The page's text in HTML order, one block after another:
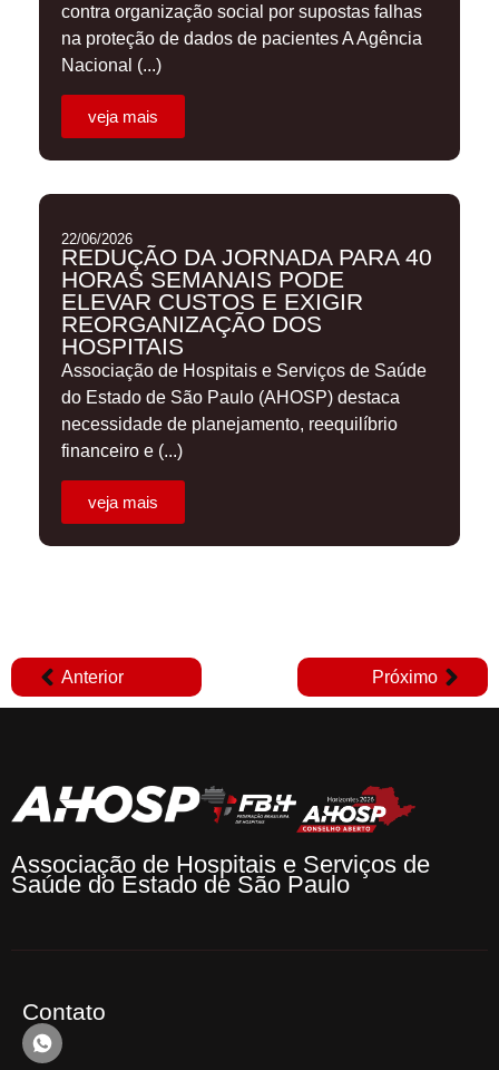
contra organização social por supostas falhas
na proteção de dados de pacientes A Agência
Nacional (...)
veja mais
22/06/2026
REDUÇÃO DA JORNADA PARA 40
HORAS SEMANAIS PODE
ELEVAR CUSTOS E EXIGIR
REORGANIZAÇÃO DOS
HOSPITAIS
Associação de Hospitais e Serviços de Saúde
do Estado de São Paulo (AHOSP) destaca
necessidade de planejamento, reequilíbrio
financeiro e (...)
veja mais
Anterior Próximo
Associação de Hospitais e Serviços de
Saúde do Estado de São Paulo
Contato